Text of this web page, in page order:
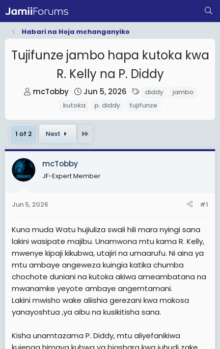
Habari na Hoja mchanganyiko
Tujifunze jambo hapa kutoka kwa
R. Kelly na P. Diddy
T
e
d
s
t
t
r
mcTobby
S
t
t
d
t
Jun 5, 2026
a
diddy
jambo
kutoka
p. diddy tujifunze
1 of 2 Next
mcTobby
JF-Expert Member
Jun 5, 2026 #1
Kuna muda Watu hujiuliza swali hili mara nyingi sana
lakini wasipate majibu. Unamwona mtu kama R. Kelly,
mwenye kipaji kikubwa, utajiri na umaarufu. Ni aina ya
mtu ambaye angeweza kuingia katika chumba
chochote duniani na kutoka akiwa ameambatana na
mwanamke yeyote ambaye angemtamani.
Lakini mwisho wake aliishia gerezani kwa makosa
yanayoshtua ,ya aibu na kusikitisha sana.
Kisha unamtazama P. Diddy, mtu aliyefanikiwa